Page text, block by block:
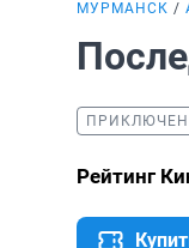
МУРМАНСК
Рейтинг